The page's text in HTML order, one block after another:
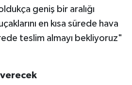
geniş bir aralığı
en kısa sürede hava
teslim almayı bekliyoruz"